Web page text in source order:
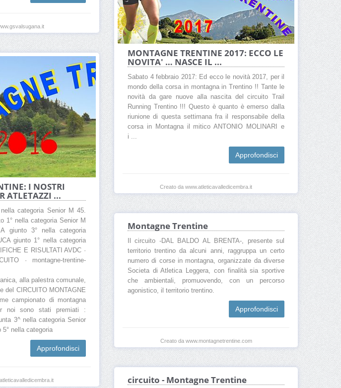
MONTAGNE TRENTINE 2017: ECCO LE
NOVITA' … NASCE IL ...
Sabato 4 febbraio 2017: Ed ecco le novità 2017, per il
mondo della corsa in montagna in Trentino !! Tante le
novità da gare nuove alla nascita del circuito Trail
Running Trentino !!! Questo è quanto è emerso dalla
riunione di questa settimana fra il responsabile della
corsa in Montagna il mitico ANTONIO MOLINARI e
i ...
Approfondisci
Creato da www.atleticavalledicembra.it
I NOSTRI
ATLETAZZI ...
categoria Senior M 45.
1° nella categoria Senior M
giunto 3° nella categoria
giunto 1° nella categoria
E RISULTATI AVDC ·
· montagne-trentine-
alla palestra comunale,
del CIRCUITO MONTAGNE
campionato di montagna
noi sono stati premiati :
3^ nella categoria Senior
5° nella categoria
Approfondisci
Montagne Trentine
Il circuito -DAL BALDO AL BRENTA-, presente sul
territorio trentino da alcuni anni, raggruppa un certo
numero di corse in montagna, organizzate da diverse
Societa di Atletica Leggera, con finalità sia sportive
che ambientali, promuovendo, con un percorso
agonistico, il territorio trentino.
Approfondisci
Creato da www.montagnetrentine.com
circuito - Montagne Trentine